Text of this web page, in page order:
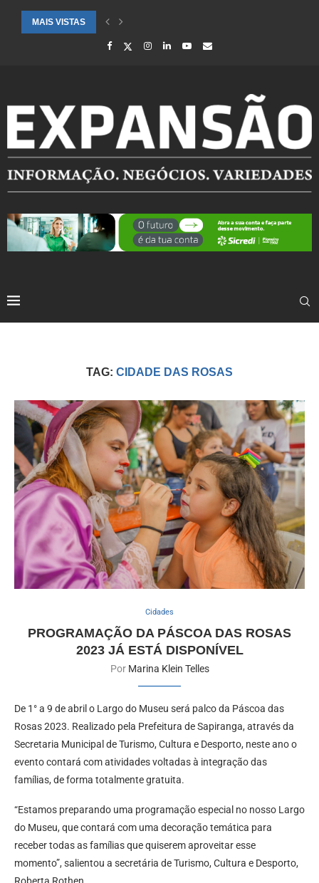
MAIS VISTAS
CIDADES ATENDIDAS PELO SEBRAE RS SÃO DESTAQUE EM
TAG: CIDADE DAS ROSAS
Cidades
PROGRAMAÇÃO DA PÁSCOA DAS ROSAS
2023 JÁ ESTÁ DISPONÍVEL
Por Marina Klein Telles
De 1° a 9 de abril o Largo do Museu será palco da Páscoa das
Rosas 2023. Realizado pela Prefeitura de Sapiranga, através da
Secretaria Municipal de Turismo, Cultura e Desporto, neste ano o
evento contará com atividades voltadas à integração das
famílias, de forma totalmente gratuita.
“Estamos preparando uma programação especial no nosso Largo
do Museu, que contará com uma decoração temática para
receber todas as famílias que quiserem aproveitar esse
momento”, salientou a secretária de Turismo, Cultura e Desporto,